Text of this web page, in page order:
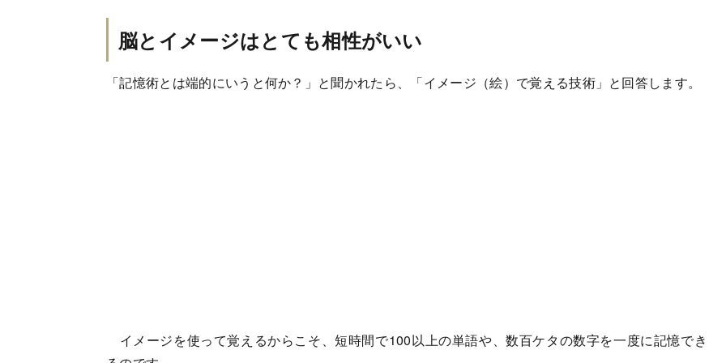
脳とイメージはとても相性がいい
「記憶術とは端的にいうと何か？」と聞かれたら、「イメージ（絵）で覚える技術」と回答します。
イメージを使って覚えるからこそ、短時間で100以上の単語や、数百ケタの数字を一度に記憶でき